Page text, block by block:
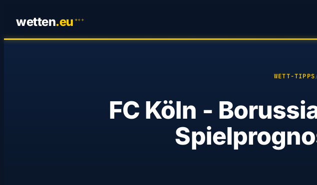
wetten.eu ✦✦ ✦
WETT-TIPPS
FC Köln -